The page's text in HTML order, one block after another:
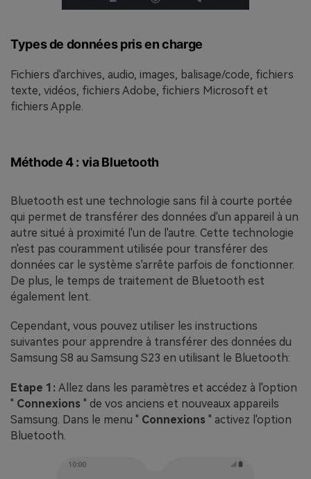
Types de données pris en charge
Fichiers d'archives, audio, images, balisage/code, fichiers
texte, vidéos, fichiers Adobe, fichiers Microsoft et
fichiers Apple.
Méthode 4 : via Bluetooth
Bluetooth est une technologie sans fil à courte portée
qui permet de transférer des données d'un appareil à un
autre situé à proximité l'un de l'autre. Cette technologie
n'est pas couramment utilisée pour transférer des
données car le système s'arrête parfois de fonctionner.
De plus, le temps de traitement de Bluetooth est
également lent.
Cependant, vous pouvez utiliser les instructions
suivantes pour apprendre à transférer des données du
Samsung S8 au Samsung S23 en utilisant le Bluetooth:
Etape 1: Allez dans les paramètres et accédez à l'option
" Connexions " de vos anciens et nouveaux appareils
Samsung. Dans le menu " Connexions " activez l'option
Bluetooth.